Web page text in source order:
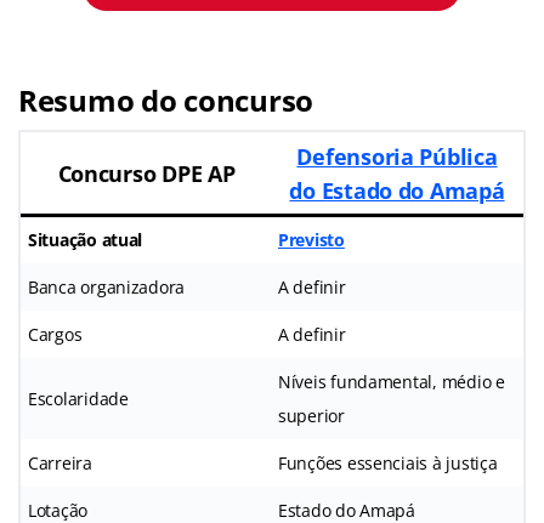
Resumo do concurso
Concurso DPE AP
Defensoria Pública
do Estado do Amapá
Situação atual Previsto
Banca organizadora A definir
Cargos A definir
Escolaridade
Níveis fundamental, médio e
superior
Carreira Funções essenciais à justiça
Lotação Estado do Amapá